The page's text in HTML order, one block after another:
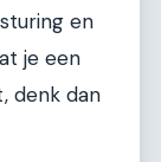
en
je een
denk dan